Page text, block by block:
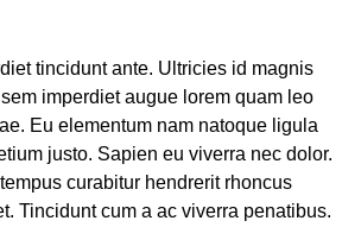
tincidunt ante. Ultricies id magnis
imperdiet augue lorem quam leo
Eu elementum nam natoque ligula
justo. Sapien eu viverra nec dolor.
curabitur hendrerit rhoncus
Tincidunt cum a ac viverra penatibus.